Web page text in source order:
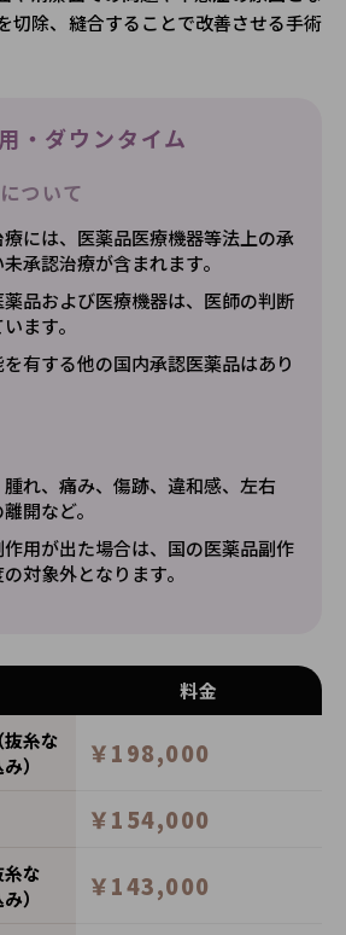
切除、縫合することで改善させる手術
・ダウンタイム
ついて
には、医薬品医療機器等法上の承
承認治療が含まれます。
品および医療機器は、医師の判断
ます。
有する他の国内承認医薬品はあり
れ、痛み、傷跡、違和感、左右
開など。
用が出た場合は、国の医薬品副作
対象外となります。
料金
糸な
）
￥198,000
￥154,000
な
）
￥143,000